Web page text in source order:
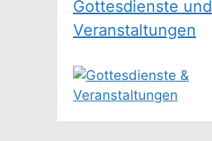
Gottesdienste und
Veranstaltungen